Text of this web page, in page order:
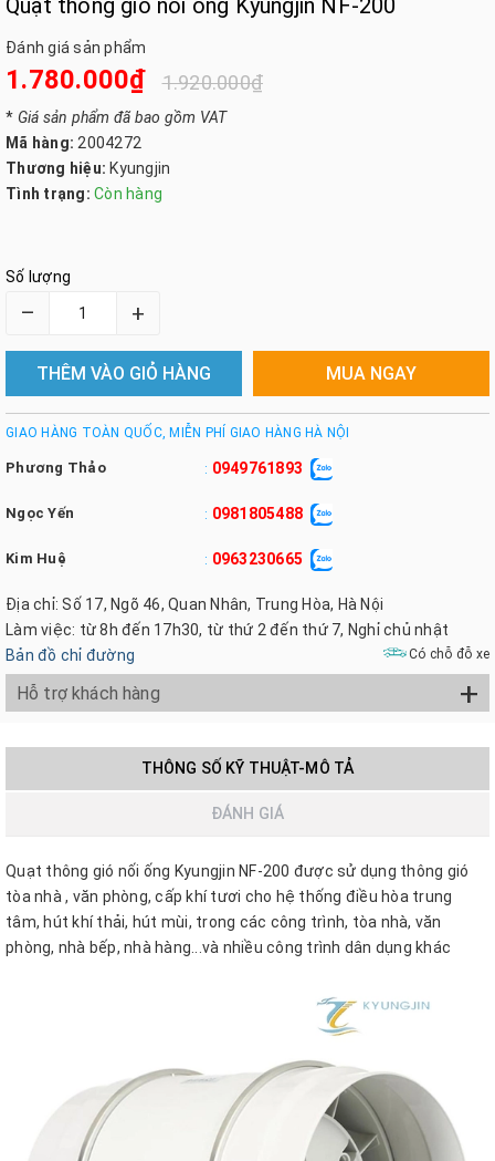
Quạt thông gió nối ống Kyungjin NF-200
Đánh giá sản phẩm
1.780.000₫ 1.920.000₫
* Giá sản phẩm đã bao gồm VAT
Mã hàng: 2004272
Thương hiệu: Kyungjin
Tình trạng: Còn hàng
Số lượng
– +
THÊM VÀO GIỎ HÀNG MUA NGAY
GIAO HÀNG TOÀN QUỐC, MIỄN PHÍ GIAO HÀNG HÀ NỘI
Phương Thảo : 0949761893
Ngọc Yến : 0981805488
Kim Huệ : 0963230665
Địa chỉ: Số 17, Ngõ 46, Quan Nhân, Trung Hòa, Hà Nội
Làm việc: từ 8h đến 17h30, từ thứ 2 đến thứ 7, Nghỉ chủ nhật
Bản đồ chỉ đường
Có chỗ đỗ xe
Hỗ trợ khách hàng +
THÔNG SỐ KỸ THUẬT-MÔ TẢ
ĐÁNH GIÁ
Quạt thông gió nối ống Kyungjin NF-200 được sử dụng thông gió
tòa nhà , văn phòng, cấp khí tươi cho hệ thống điều hòa trung
tâm, hút khí thải, hút mùi, trong các công trình, tòa nhà, văn
phòng, nhà bếp, nhà hàng...và nhiều công trình dân dụng khác